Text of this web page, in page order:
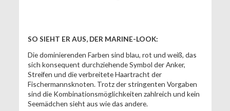
SO SIEHT ER AUS, DER MARINE-LOOK:
Die dominierenden Farben sind blau, rot und weiß, das
sich konsequent durchziehende Symbol der Anker,
Streifen und die verbreitete Haartracht der
Fischermannsknoten. Trotz der stringenten Vorgaben
sind die Kombinationsmöglichkeiten zahlreich und kein
Seemädchen sieht aus wie das andere.